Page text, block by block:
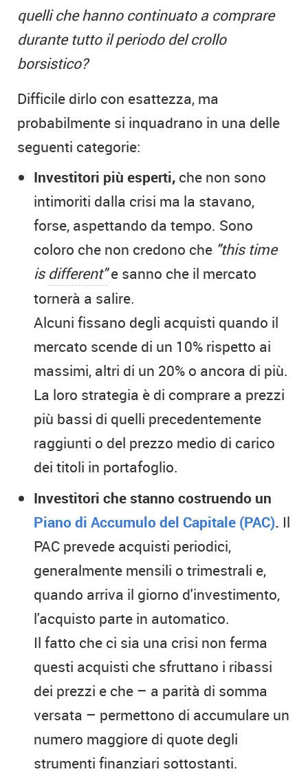
quelli che hanno continuato a comprare
durante tutto il periodo del crollo
borsistico?
Difficile dirlo con esattezza, ma
probabilmente si inquadrano in una delle
seguenti categorie:
Investitori più esperti, che non sono
intimoriti dalla crisi ma la stavano,
forse, aspettando da tempo. Sono
coloro che non credono che "this time
is different" e sanno che il mercato
tornerà a salire.
Alcuni fissano degli acquisti quando il
mercato scende di un 10% rispetto ai
massimi, altri di un 20% o ancora di più.
La loro strategia è di comprare a prezzi
più bassi di quelli precedentemente
raggiunti o del prezzo medio di carico
dei titoli in portafoglio.
Investitori che stanno costruendo un
Piano di Accumulo del Capitale (PAC). Il
PAC prevede acquisti periodici,
generalmente mensili o trimestrali e,
quando arriva il giorno d'investimento,
l'acquisto parte in automatico.
Il fatto che ci sia una crisi non ferma
questi acquisti che sfruttano i ribassi
dei prezzi e che – a parità di somma
versata – permettono di accumulare un
numero maggiore di quote degli
strumenti finanziari sottostanti.